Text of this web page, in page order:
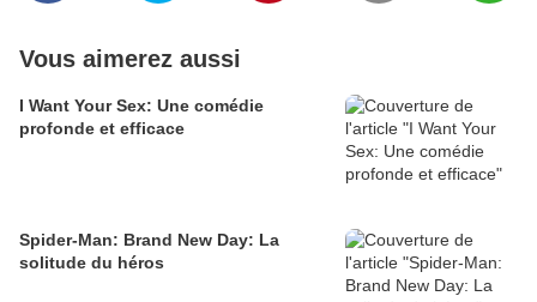
Vous aimerez aussi
I Want Your Sex: Une comédie
profonde et efficace
Spider-Man: Brand New Day: La
solitude du héros